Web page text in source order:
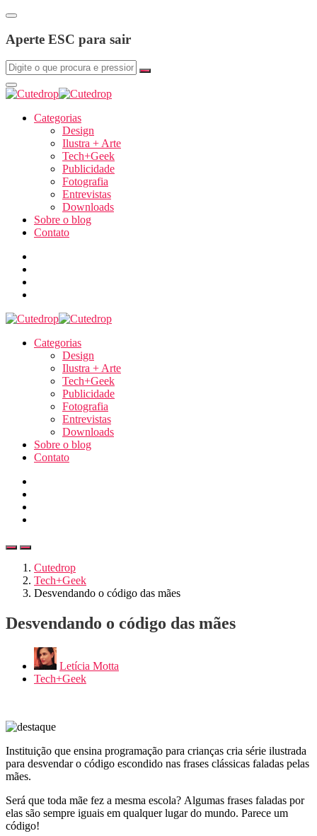
Aperte ESC para sair
Categorias
Design
Ilustra + Arte
Tech+Geek
Publicidade
Fotografia
Entrevistas
Downloads
Sobre o blog
Contato
Categorias
Design
Ilustra + Arte
Tech+Geek
Publicidade
Fotografia
Entrevistas
Downloads
Sobre o blog
Contato
Cutedrop
Tech+Geek
Desvendando o código das mães
Desvendando o código das mães
Letícia Motta
Tech+Geek
Instituição que ensina programação para crianças cria série ilustrada
para desvendar o código escondido nas frases clássicas faladas pelas
mães.
Será que toda mãe fez a mesma escola? Algumas frases faladas por
elas são sempre iguais em qualquer lugar do mundo. Parece um
código!